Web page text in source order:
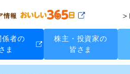
情報
係者の
ま
株主・投資家の
皆さま